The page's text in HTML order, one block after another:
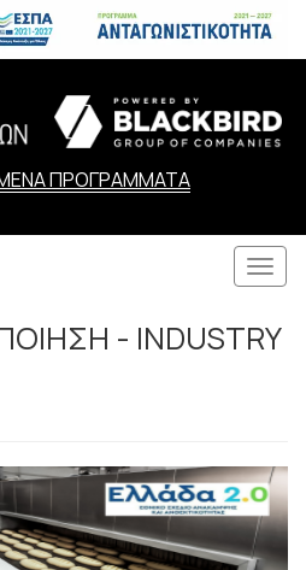
ΠΡΟΓΡΑΜΜΑΤΑ
- INDUSTRY